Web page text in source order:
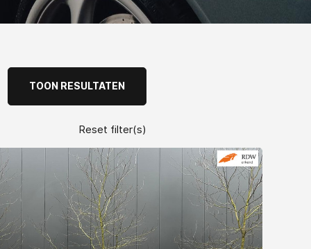
TOON RESULTATEN
Reset filter(s)